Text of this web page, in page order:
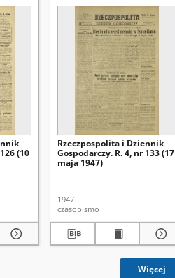
(10
Rzeczpospolita i Dziennik
Gospodarczy. R. 4, nr 133 (17
maja 1947)
1947
czasopismo
Więcej